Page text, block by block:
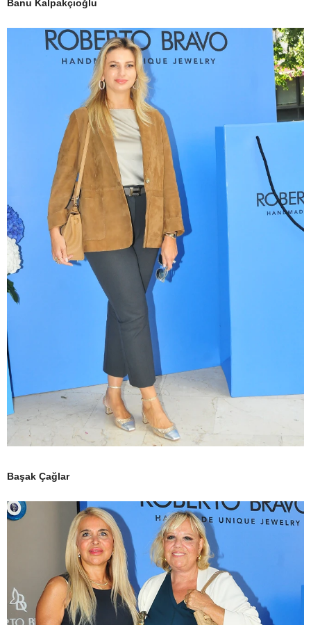
Banu Kalpakçıoğlu
Başak Çağlar